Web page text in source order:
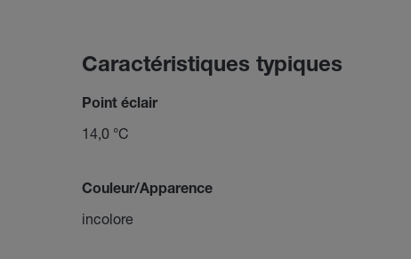
Caractéristiques typiques
Point éclair
14,0 °C
Couleur/Apparence
incolore